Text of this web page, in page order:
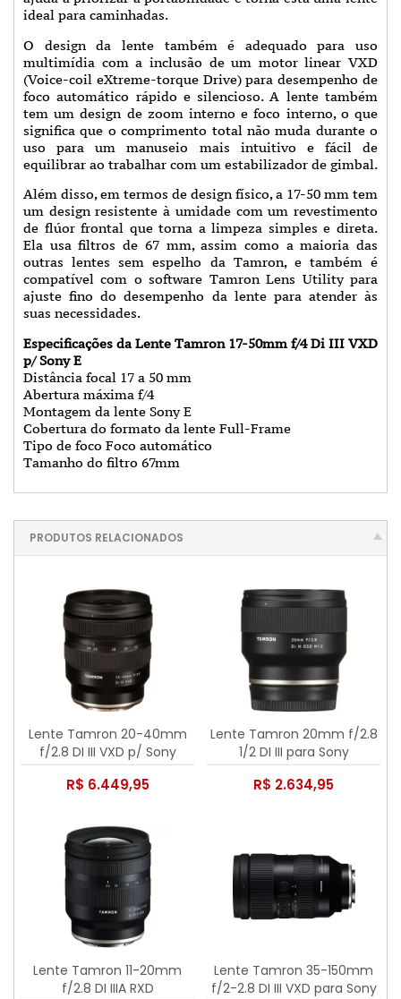
ideal para caminhadas.
O design da lente também é adequado para uso
multimídia com a inclusão de um motor linear VXD
(Voice-coil eXtreme-torque Drive) para desempenho de
foco automático rápido e silencioso. A lente também
tem um design de zoom interno e foco interno, o que
significa que o comprimento total não muda durante o
uso para um manuseio mais intuitivo e fácil de
equilibrar ao trabalhar com um estabilizador de gimbal.
Além disso, em termos de design físico, a 17-50 mm tem
um design resistente à umidade com um revestimento
de flúor frontal que torna a limpeza simples e direta.
Ela usa filtros de 67 mm, assim como a maioria das
outras lentes sem espelho da Tamron, e também é
compatível com o software Tamron Lens Utility para
ajuste fino do desempenho da lente para atender às
suas necessidades.
Especificações da Lente Tamron 17-50mm f/4 Di III VXD
p/ Sony E
Distância focal 17 a 50 mm
Abertura máxima f/4
Montagem da lente Sony E
Cobertura do formato da lente Full-Frame
Tipo de foco Foco automático
Tamanho do filtro 67mm
PRODUTOS RELACIONADOS
Lente Tamron 20-40mm
f/2.8 DI III VXD p/ Sony
R$ 6.449,95
Lente Tamron 20mm f/2.8
1/2 DI III para Sony
R$ 2.634,95
Lente Tamron 11-20mm
f/2.8 DI IIIA RXD
Lente Tamron 35-150mm
f/2-2.8 DI III VXD para Sony